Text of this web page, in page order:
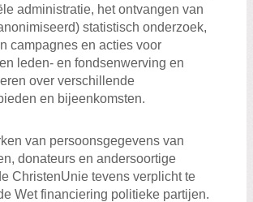
administratie, het ontvangen van
statistisch onderzoek,
campagnes en acties voor
leden- en fondsenwerving en
over verschillende
en bijeenkomsten.
van persoonsgegevens van
donateurs en andersoortige
ChristenUnie tevens verplicht te
Wet financiering politieke partijen.